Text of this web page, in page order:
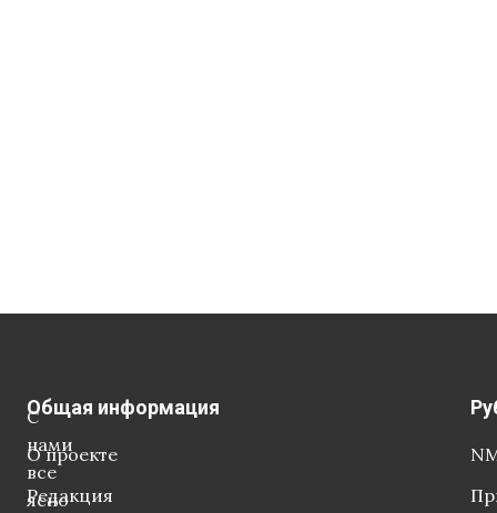
С
нами
все
ясно
Общая информация
О проекте
Редакция